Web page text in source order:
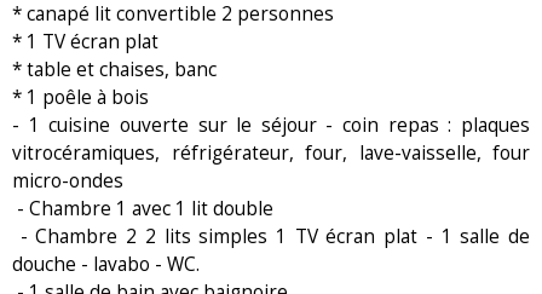
* canapé lit convertible 2 personnes
* 1 TV écran plat
* table et chaises, banc
* 1 poêle à bois
- 1 cuisine ouverte sur le séjour - coin repas : plaques
vitrocéramiques, réfrigérateur, four, lave-vaisselle, four
micro-ondes
- Chambre 1 avec 1 lit double
- Chambre 2 2 lits simples 1 TV écran plat - 1 salle de
douche - lavabo - WC.